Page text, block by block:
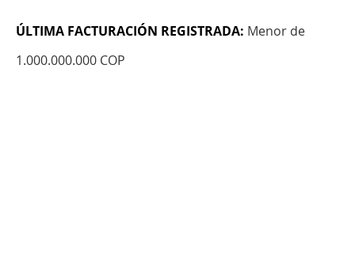
ÚLTIMA FACTURACIÓN REGISTRADA: Menor de
1.000.000.000 COP